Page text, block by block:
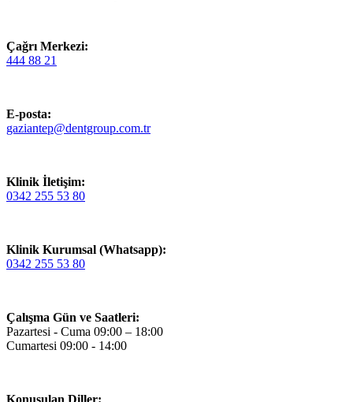
Çağrı Merkezi:
444 88 21
E-posta:
gaziantep@dentgroup.com.tr
Klinik İletişim:
0342 255 53 80
Klinik Kurumsal (Whatsapp):
0342 255 53 80
Çalışma Gün ve Saatleri:
Pazartesi - Cuma 09:00 – 18:00
Cumartesi 09:00 - 14:00
Konuşulan Diller: